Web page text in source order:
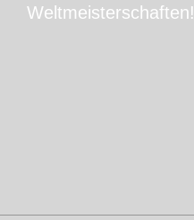
Weltmeisterschaften!